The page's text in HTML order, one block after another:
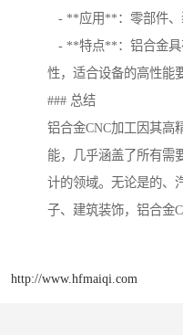
- **应用**：零部件、
- **特点**：铝合金具
性，适合设备的高性能
### 总结
铝合金CNC加工因其高
能，几乎涵盖了所有需
计的领域。无论是的、
子、建筑装饰，铝合金
http://www.hfmaiqi.com